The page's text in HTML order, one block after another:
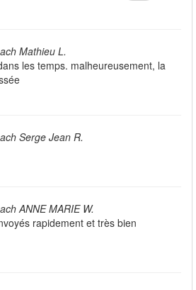
Mathieu L.
les temps. malheureusement, la
Serge Jean R.
ANNE MARIE W.
rapidement et très bien